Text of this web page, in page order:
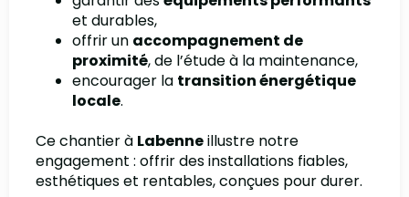
et durables,
offrir un accompagnement de
proximité, de l’étude à la maintenance,
encourager la transition énergétique
locale.
Ce chantier à Labenneillustre notre
engagement : offrir des installations fiables,
esthétiques et rentables, conçues pour durer.